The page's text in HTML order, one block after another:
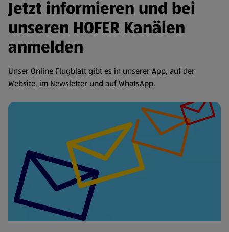
Jetzt informieren und bei
unseren HOFER Kanälen
anmelden
Unser Online Flugblatt gibt es in unserer App, auf der
Website, im Newsletter und auf WhatsApp.